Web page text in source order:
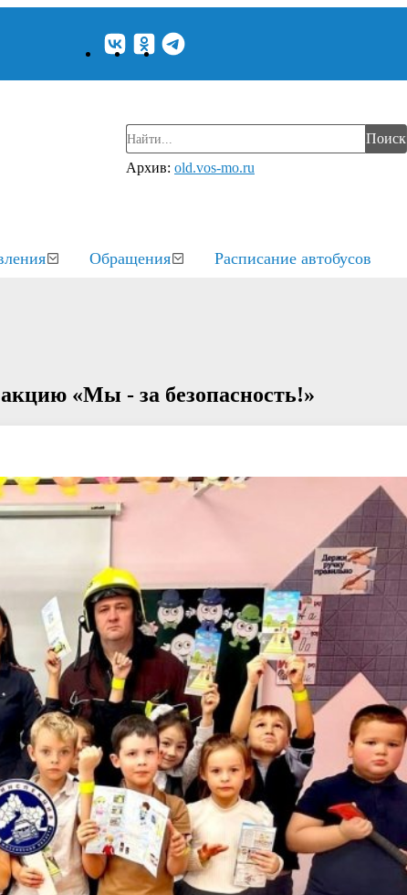
Поиск
Архив: old.vos-mo.ru
Обращения Расписание автобусов
«Мы - за безопасность!»